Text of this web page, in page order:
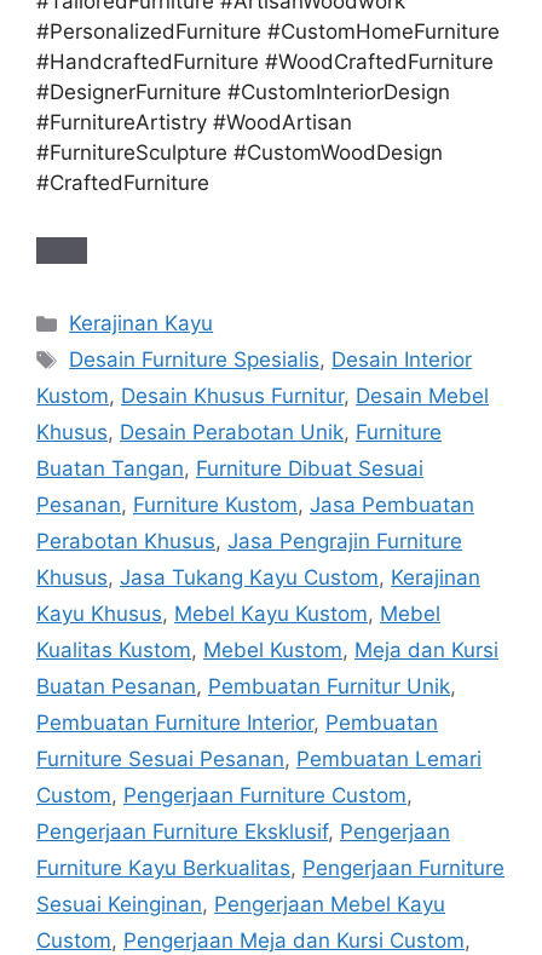
#PersonalizedFurniture #CustomHomeFurniture
#HandcraftedFurniture #WoodCraftedFurniture
#DesignerFurniture #CustomInteriorDesign
#FurnitureArtistry #WoodArtisan
#FurnitureSculpture #CustomWoodDesign
#CraftedFurniture
Categories
Kerajinan Kayu
Tags
Desain Furniture Spesialis, Desain Interior
Kustom, Desain Khusus Furnitur, Desain Mebel
Khusus, Desain Perabotan Unik, Furniture
Buatan Tangan, Furniture Dibuat Sesuai
Pesanan, Furniture Kustom, Jasa Pembuatan
Perabotan Khusus, Jasa Pengrajin Furniture
Khusus, Jasa Tukang Kayu Custom, Kerajinan
Kayu Khusus, Mebel Kayu Kustom, Mebel
Kualitas Kustom, Mebel Kustom, Meja dan Kursi
Buatan Pesanan, Pembuatan Furnitur Unik,
Pembuatan Furniture Interior, Pembuatan
Furniture Sesuai Pesanan, Pembuatan Lemari
Custom, Pengerjaan Furniture Custom,
Pengerjaan Furniture Eksklusif, Pengerjaan
Furniture Kayu Berkualitas, Pengerjaan Furniture
Sesuai Keinginan, Pengerjaan Mebel Kayu
Custom, Pengerjaan Meja dan Kursi Custom,